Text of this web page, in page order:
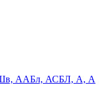
ААБл, АСБЛ, А, А